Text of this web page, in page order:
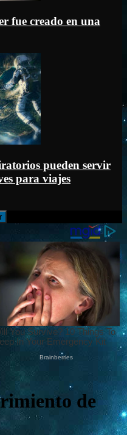
fue creado en una
pueden servir
para viajes
de